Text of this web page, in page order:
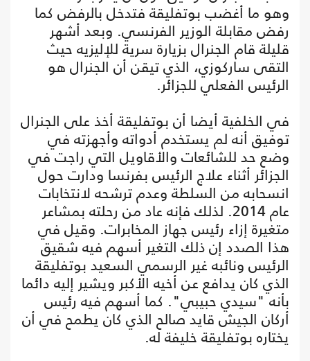
وهو ما أغضب بوتفليقة فتدخل بالرفض كما
رفض مقابلة الوزير الفرنسي. وبعد أشهر
قليلة قام الجنرال بزيارة سرية للإليزيه حيث
التقى ساركوزي، الذي تيقن أن الجنرال هو
الرئيس الفعلي للجزائر.
في الخلفية أيضا أن بوتفليقة أخذ على الجنرال
توفيق أنه لم يستخدم أدواته وأجهزته في
وضع حد للشائعات والأقاويل التي راجت في
الجزائر أثناء علاج الرئيس بفرنسا ودارت حول
انسحابه من السلطة وعدم ترشحه لانتخابات
عام 2014. لذلك فإنه عاد من رحلته بمشاعر
متغيرة إزاء رئيس جهاز المخابرات. وقيل في
هذا الصدد إن ذلك التغير أسهم فيه شقيق
الرئيس ونائبه غير الرسمي السعيد بوتفليقة
الذي كان يدافع عن أخيه الأكبر ويشير إليه دائما
بأنه "سيدي حبيبي". كما أسهم فيه رئيس
أركان الجيش قايد صالح الذي كان يطمح في أن
يختاره بوتفليقة خليفة له.